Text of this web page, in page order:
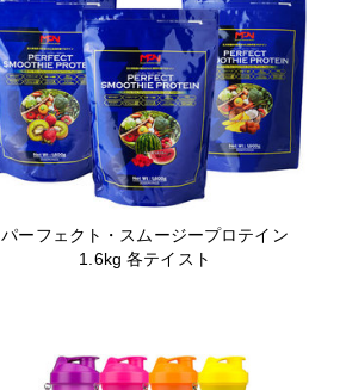
パーフェクト・スムージープロテイン
1.6kg 各テイスト